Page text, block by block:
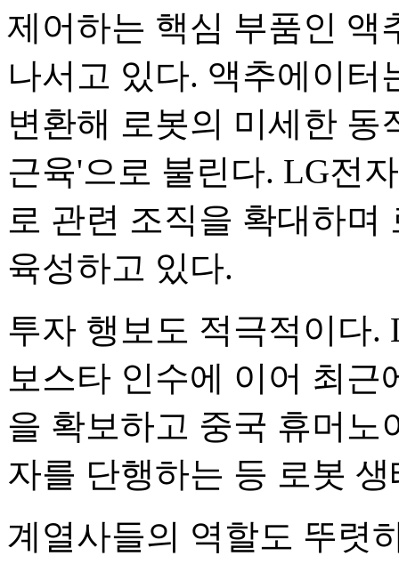
제어하는 핵심 부품인 액
나서고 있다. 액추에이
변환해 로봇의 미세한
근육'으로 불린다. LG전
로 관련 조직을 확대하며
육성하고 있다.
투자 행보도 적극적이다.
보스타 인수에 이어 최
을 확보하고 중국 휴머노
자를 단행하는 등 로봇
계열사들의 역할도 뚜렷